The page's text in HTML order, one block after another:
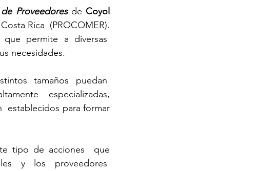
Proveedores de Coyol
Rica  (PROCOMER).
permite a diversas
necesidades.
tamaños puedan
especializadas,
establecidos para formar
tipo de acciones  que
y los proveedores